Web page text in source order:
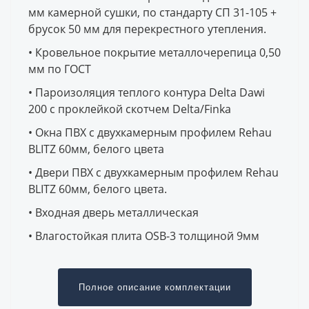
мм камерной сушки, по стандарту СП 31-105 +
брусок 50 мм для перекрестного утепления.
• Кровельное покрытие металлочерепица 0,50
мм по ГОСТ
• Пароизоляция теплого контура Delta Dawi
200 с проклейкой скотчем Delta/Finka
• Окна ПВХ с двухкамерным профилем Rehau
BLITZ 60мм, белого цвета
• Двери ПВХ с двухкамерным профилем Rehau
BLITZ 60мм, белого цвета.
• Входная дверь металлическая
• Влагостойкая плита OSB-3 толщиной 9мм
Полное описание комплектации